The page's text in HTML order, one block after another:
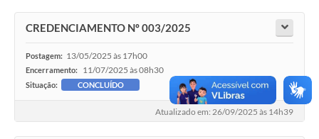
CREDENCIAMENTO Nº 003/2025
Postagem: 13/05/2025 às 17h00
Encerramento: 11/07/2025 às 08h30
Situação: CONCLUÍDO
Atualizado em: 26/09/2025 às 14h39